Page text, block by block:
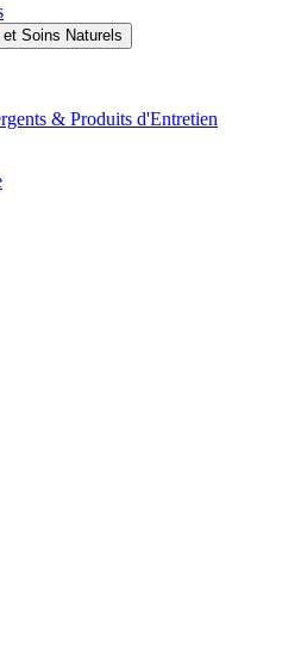
& Produits d'Entretien